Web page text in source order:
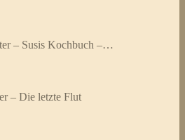
– Susis Kochbuch –…
– Die letzte Flut